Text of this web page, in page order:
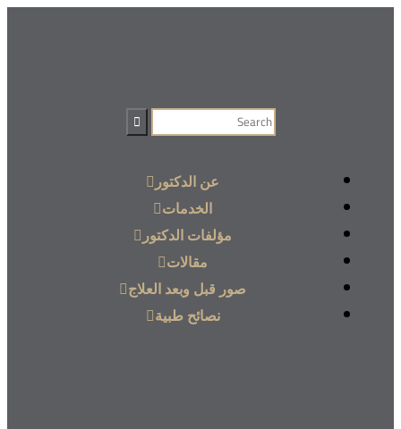
عن الدكتور
الخدمات
مؤلفات الدكتور
مقالات
صور قبل وبعد العلاج
نصائح طبية